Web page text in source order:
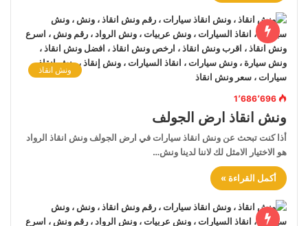
ونش انقاذ
1٬686٬696
ونش انقاذ ارض الجولف
أذا كنت تبحث عن ونش انقاذ سيارات في ارض الجولف ونش انقاذ الرواد
هو الاختيار الامثل لك لاننا لدينا ونش…
أكمل القراءة »